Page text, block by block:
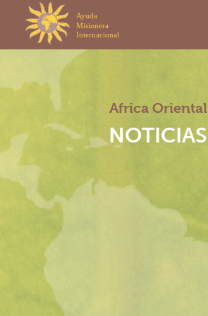
Panel de gestión de cookies
QUIÉNES SOMOS
CONTRIBUCIÓN & AYUDA
Cotización Económica
Red de atención
Repatriación Sanitaria
SECCIONES
Sección General
Sección de África Occidental
Sección África central
Sección África oriental
Sección Madagascar
NOTICIAS
Africa Oriental